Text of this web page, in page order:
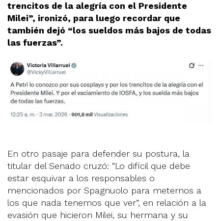
trencitos de la alegría con el Presidente
Milei”, ironizó, para luego recordar que
también dejó “los sueldos más bajos de todas
las fuerzas”.
En otro pasaje para defender su postura, la
titular del Senado cruzó: “Lo difícil que debe
estar esquivar a los responsables o
mencionados por Spagnuolo para meternos a
los que nada tenemos que ver”, en relación a la
evasión que hicieron Milei, su hermana y su